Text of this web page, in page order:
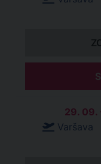
29. 09.
Varšava